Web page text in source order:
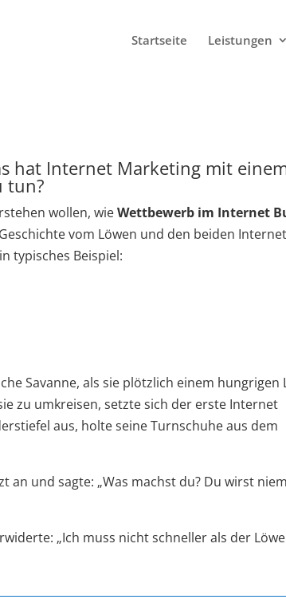
Startseite Leistungen
hat Internet Marketing mit
tun?
wollen, wieWettbewerb im Internet
vom Löwen und den beiden Internet
typisches Beispiel:
Savanne, als sie plötzlich einem hungrigen
zu umkreisen, setzte sich der erste Internet
aus, holte seine Turnschuhe aus dem
und sagte: „Was machst du? Du wirst
„Ich muss nicht schneller als der